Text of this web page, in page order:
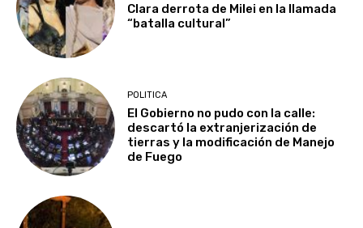
Clara derrota de Milei en la llamada
“batalla cultural”
POLITICA
El Gobierno no pudo con la calle:
descartó la extranjerización de
tierras y la modificación de Manejo
de Fuego